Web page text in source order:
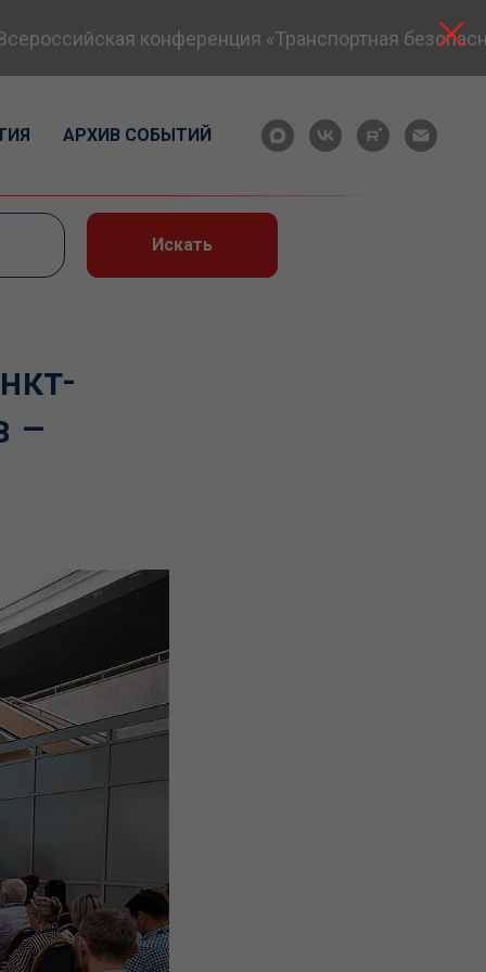
конференция «Транспортная
АРХИВ СОБЫТИЙ
Искать
–